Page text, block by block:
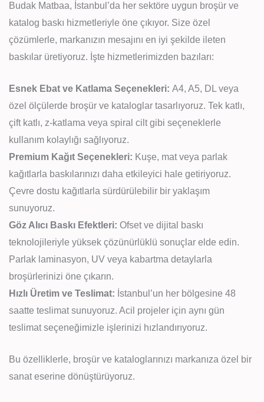
Budak Matbaa, İstanbul’da her sektöre uygun broşür ve
katalog baskı hizmetleriyle öne çıkıyor. Size özel
çözümlerle, markanızın mesajını en iyi şekilde ileten
baskılar üretiyoruz. İşte hizmetlerimizden bazıları:
Esnek Ebat ve Katlama Seçenekleri: A4, A5, DL veya
özel ölçülerde broşür ve kataloglar tasarlıyoruz. Tek katlı,
çift katlı, z-katlama veya spiral cilt gibi seçeneklerle
kullanım kolaylığı sağlıyoruz.
Premium Kağıt Seçenekleri: Kuşe, mat veya parlak
kağıtlarla baskılarınızı daha etkileyici hale getiriyoruz.
Çevre dostu kağıtlarla sürdürülebilir bir yaklaşım
sunuyoruz.
Göz Alıcı Baskı Efektleri: Ofset ve dijital baskı
teknolojileriyle yüksek çözünürlüklü sonuçlar elde edin.
Parlak laminasyon, UV veya kabartma detaylarla
broşürlerinizi öne çıkarın.
Hızlı Üretim ve Teslimat: İstanbul’un her bölgesine 48
saatte teslimat sunuyoruz. Acil projeler için aynı gün
teslimat seçeneğimizle işlerinizi hızlandırıyoruz.
Bu özelliklerle, broşür ve kataloglarınızı markanıza özel bir
sanat eserine dönüştürüyoruz.